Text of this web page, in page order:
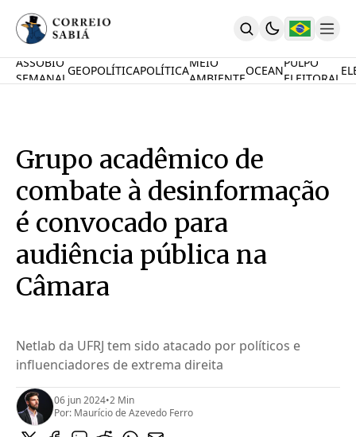
Comunidade
Contrate
Quem Somos
English
Inovações
Desafio Oceânico
Imposto De Renda
Calcule O Carbono
Calcule A Poupança
ASSOBIO
SEMANAL
GEOPOLÍTICAPOLÍTICA
MEIO
AMBIENTE
OCEAN
PULPO
ELEITORAL
Grupo acadêmico de
combate à desinformação
é convocado para
audiência pública na
Câmara
Netlab da UFRJ tem sido atacado por políticos e
influenciadores de extrema direita
06 jun 2024•2 Min
Por: Maurício de Azevedo Ferro